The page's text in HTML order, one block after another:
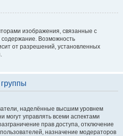
изображения, связанные с
Возможность
от разрешений, установленных
наделённые высшим уровнем
могут управлять всеми аспектами
прав доступа, отключение
назначение модераторов